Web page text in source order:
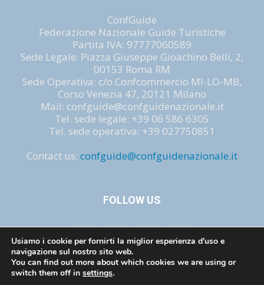
ConfGuide
Federazione Nazionale Guide Turistiche
Partita IVA: 97777060589
Sede Legale: Piazza Giuseppe Gioachino Belli, 2,
00153 Roma RM
Sede Operativa: c/o Confcommercio MI-LO-MB,
Corso Venezia 47, 20121 Milano
Mail: confguide@confguidenazionale.it
Tel. sede legale: +39 06 586 6305
Tel. sede operativa: +39 027750851
Contact us: confguide@confguidenazionale.it
FOLLOW US
Privacy e cookie
Usiamo i cookie per fornirti la miglior esperienza d'uso e
navigazione sul nostro sito web.
You can find out more about which cookies we are using or
switch them off in settings.